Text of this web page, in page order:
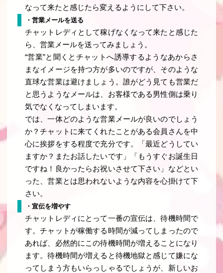
なって来たと感じたら変えるようにして下さい。
・営業メールを送る
チャットレディとして稼げなくなって来たと感じた
ら、営業メールを送ってみましょう。
“営業”と聞くとチャットへ誘導するようなあからさ
まなイメージを持つ方が多いのですが、そのような
直球な営業は避けましょう。誰がどう見ても営業だ
と思うようなメールは、お客様である男性側は乗り
気でなくなってしまいます。
では、一体どのような営業メールが良いのでしょう
か？チャットに来てくれたことがある会員さんを中
心に挨拶をする程度で充分です。「最近どうしてい
ますか？またお話したいです」「もうすぐお誕生日
ですね！良かったらお祝いさせて下さい」などとい
った、営業とは思われないような内容を心掛けて下
さい。
・宣伝を増やす
チャットレディにとって一番の宣伝は、待機時間で
す。チャットが稼働する時間が減ってしまったので
あれば、必然的にこの待機時間が増えることになり
ます。待機時間が増えると待機地獄と感じて嫌にな
ってしまう方もいらっしゃるでしょうが、新しいお